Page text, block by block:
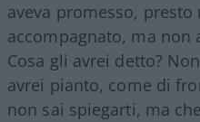
aveva promesso, presto
accompagnato, ma
Cosa gli avrei detto?
avrei pianto, come di
non sai spiegarti, ma